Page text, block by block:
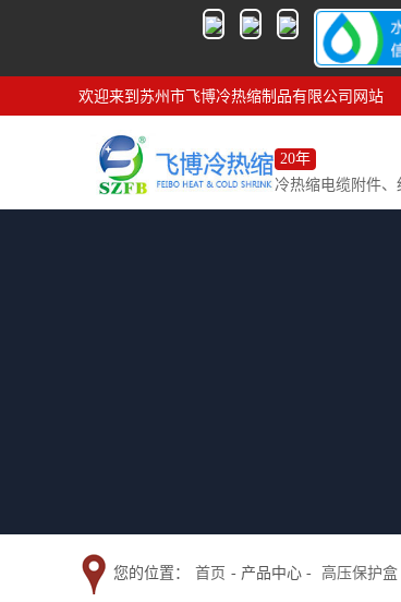
欢迎来到苏州市飞博冷热缩制品有限公司网站
20年
冷热缩电缆附件、
您的位置： 首页 - 产品中心 - 高压保护盒